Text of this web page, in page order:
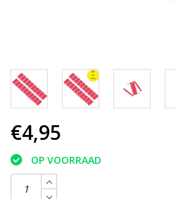
€4,95
OP VOORRAAD